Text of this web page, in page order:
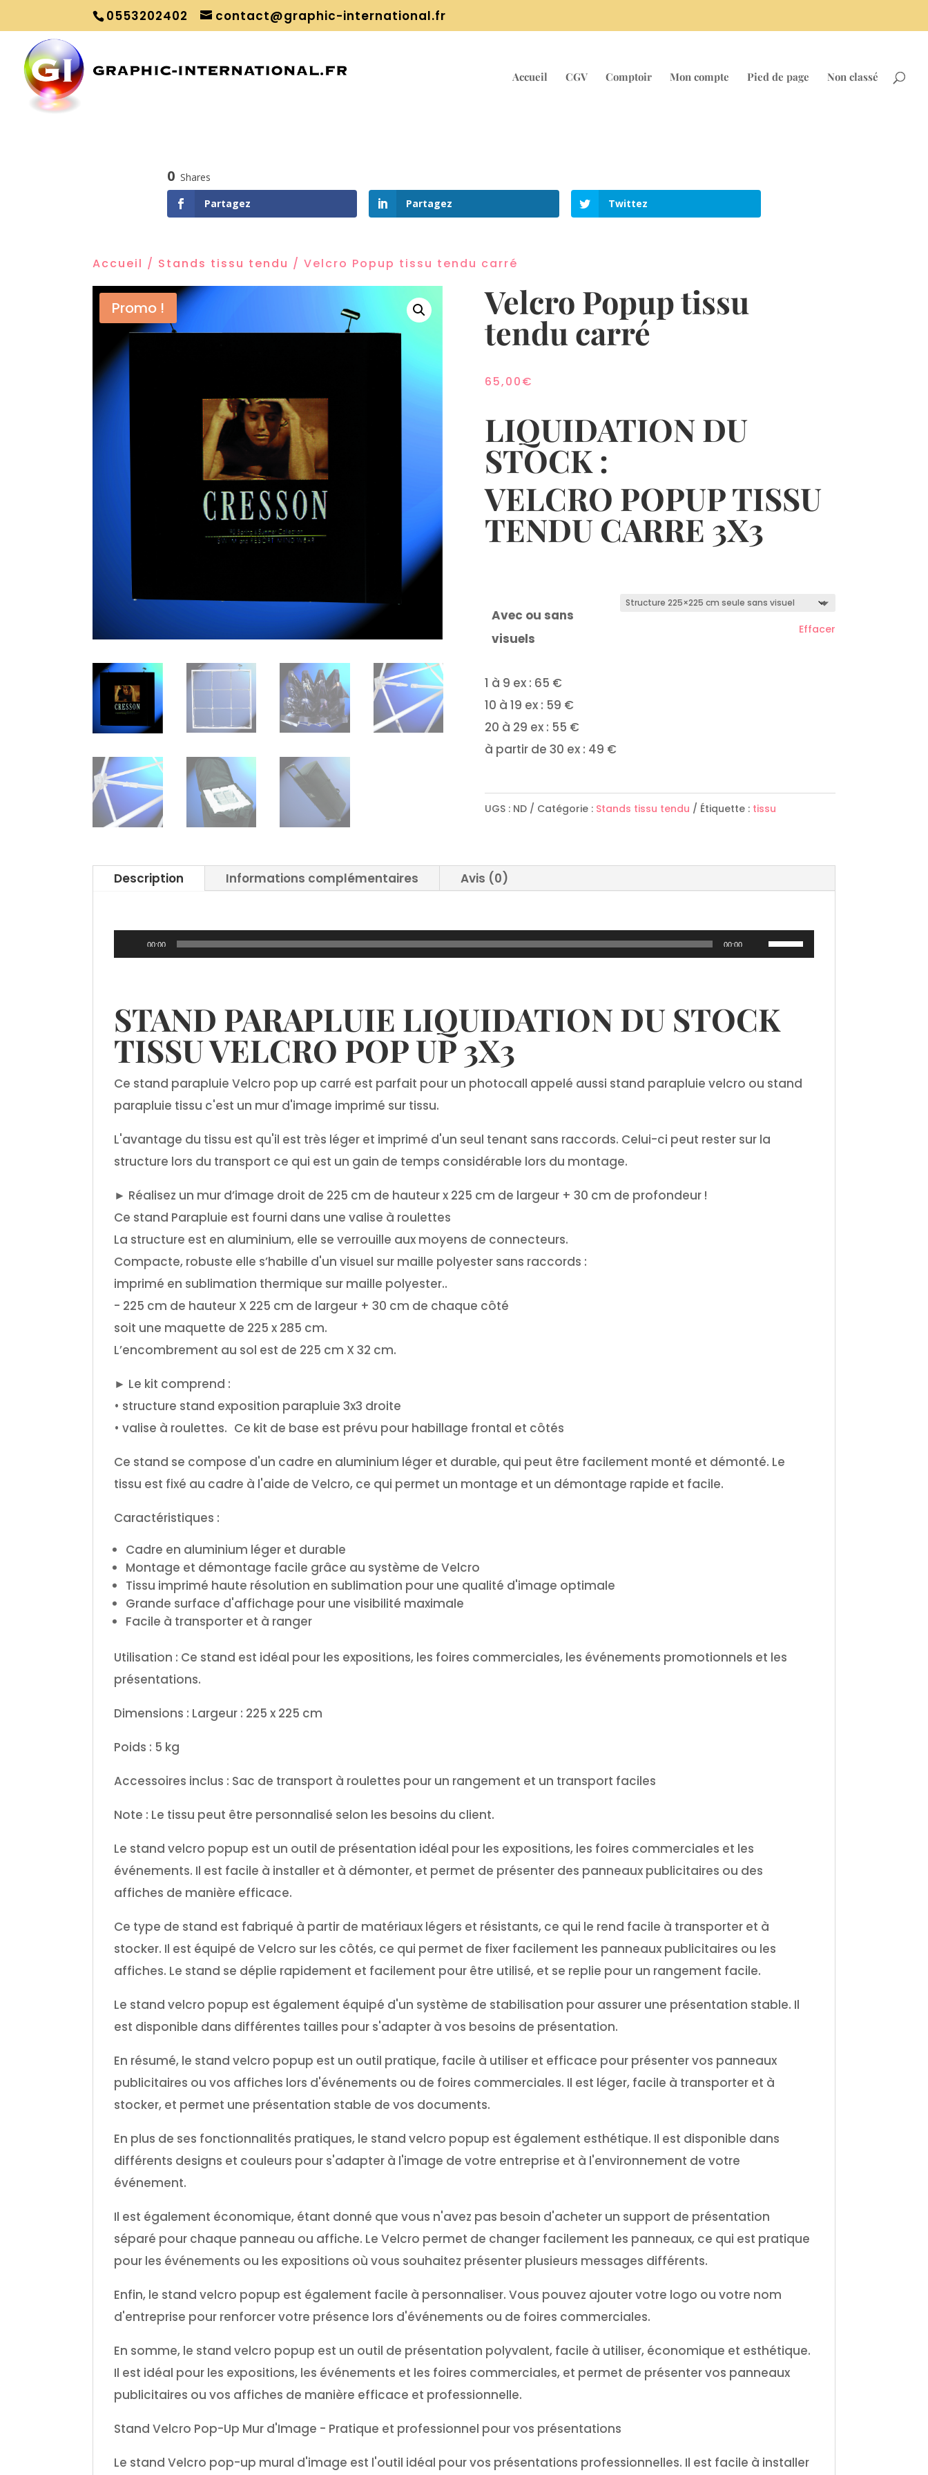
0553202402 contact@graphic-international.fr
Accueil CGV Comptoir Mon compte Pied de page Non classé
0 Shares
Partagez
Partagez Twittez
Accueil / Stands tissu tendu / Velcro Popup tissu tendu carré
Promo !
0 Shares
Partagez
Partagez
Twittez
Shares
Partagez
1
Partagez
1
Velcro Popup tissu
tendu carré
65,00€
LIQUIDATION DU
STOCK :
VELCRO POPUP TISSU
TENDU CARRE 3X3
Avec ou sans
visuels
Effacer
1 à 9 ex : 65 €
10 à 19 ex : 59 €
20 à 29 ex : 55 €
à partir de 30 ex : 49 €
UGS : ND Catégorie : Stands tissu tendu Étiquette : tissu
Description Informations complémentaires Avis (0)
Lecteur
audio
00:00 00:00
Utilisez
les
haut/bas
pour
volume.
STAND PARAPLUIE LIQUIDATION DU STOCK
TISSU VELCRO POP UP 3X3
Ce stand parapluie Velcro pop up carré est parfait pour un photocall appelé aussi stand parapluie velcro ou stand
parapluie tissu c'est un mur d'image imprimé sur tissu.
L'avantage du tissu est qu'il est très léger et imprimé d'un seul tenant sans raccords. Celui-ci peut rester sur la
structure lors du transport ce qui est un gain de temps considérable lors du montage.
► Réalisez un mur d’image droit de 225 cm de hauteur x 225 cm de largeur + 30 cm de profondeur !
Ce stand Parapluie est fourni dans une valise à roulettes
La structure est en aluminium, elle se verrouille aux moyens de connecteurs.
Compacte, robuste elle s’habille d'un visuel sur maille polyester sans raccords :
imprimé en sublimation thermique sur maille polyester..
- 225 cm de hauteur X 225 cm de largeur + 30 cm de chaque côté
soit une maquette de 225 x 285 cm.
L’encombrement au sol est de 225 cm X 32 cm.
► Le kit comprend :
• structure stand exposition parapluie 3x3 droite
• valise à roulettes. Ce kit de base est prévu pour habillage frontal et côtés
Ce stand se compose d'un cadre en aluminium léger et durable, qui peut être facilement monté et démonté. Le
tissu est fixé au cadre à l'aide de Velcro, ce qui permet un montage et un démontage rapide et facile.
Caractéristiques :
Cadre en aluminium léger et durable
Montage et démontage facile grâce au système de Velcro
Tissu imprimé haute résolution en sublimation pour une qualité d'image optimale
Grande surface d'affichage pour une visibilité maximale
Facile à transporter et à ranger
Utilisation : Ce stand est idéal pour les expositions, les foires commerciales, les événements promotionnels et les
présentations.
Dimensions : Largeur : 225 x 225 cm
Poids : 5 kg
Accessoires inclus : Sac de transport à roulettes pour un rangement et un transport faciles
Note : Le tissu peut être personnalisé selon les besoins du client.
Le stand velcro popup est un outil de présentation idéal pour les expositions, les foires commerciales et les
événements. Il est facile à installer et à démonter, et permet de présenter des panneaux publicitaires ou des
affiches de manière efficace.
Ce type de stand est fabriqué à partir de matériaux légers et résistants, ce qui le rend facile à transporter et à
stocker. Il est équipé de Velcro sur les côtés, ce qui permet de fixer facilement les panneaux publicitaires ou les
affiches. Le stand se déplie rapidement et facilement pour être utilisé, et se replie pour un rangement facile.
Le stand velcro popup est également équipé d'un système de stabilisation pour assurer une présentation stable. Il
est disponible dans différentes tailles pour s'adapter à vos besoins de présentation.
En résumé, le stand velcro popup est un outil pratique, facile à utiliser et efficace pour présenter vos panneaux
publicitaires ou vos affiches lors d'événements ou de foires commerciales. Il est léger, facile à transporter et à
stocker, et permet une présentation stable de vos documents.
En plus de ses fonctionnalités pratiques, le stand velcro popup est également esthétique. Il est disponible dans
différents designs et couleurs pour s'adapter à l'image de votre entreprise et à l'environnement de votre
événement.
Il est également économique, étant donné que vous n'avez pas besoin d'acheter un support de présentation
séparé pour chaque panneau ou affiche. Le Velcro permet de changer facilement les panneaux, ce qui est pratique
pour les événements ou les expositions où vous souhaitez présenter plusieurs messages différents.
Enfin, le stand velcro popup est également facile à personnaliser. Vous pouvez ajouter votre logo ou votre nom
d'entreprise pour renforcer votre présence lors d'événements ou de foires commerciales.
En somme, le stand velcro popup est un outil de présentation polyvalent, facile à utiliser, économique et esthétique.
Il est idéal pour les expositions, les événements et les foires commerciales, et permet de présenter vos panneaux
publicitaires ou vos affiches de manière efficace et professionnelle.
Stand Velcro Pop-Up Mur d'Image - Pratique et professionnel pour vos présentations
Le stand Velcro pop-up mural d'image est l'outil idéal pour vos présentations professionnelles. Il est facile à installer